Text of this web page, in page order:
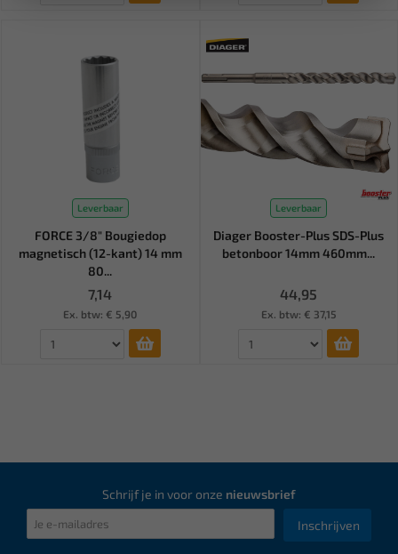
Leverbaar
FORCE 3/8" Bougiedop
magnetisch (12-kant) 14 mm
80...
7,14
Ex. btw: € 5,90
Leverbaar
Diager Booster-Plus SDS-Plus
betonboor 14mm 460mm...
44,95
Ex. btw: € 37,15
Schrijf je in voor onze nieuwsbrief
Inschrijven